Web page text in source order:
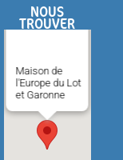
NOUS
TROUVER
Maison de
l'Europe du Lot
et Garonne